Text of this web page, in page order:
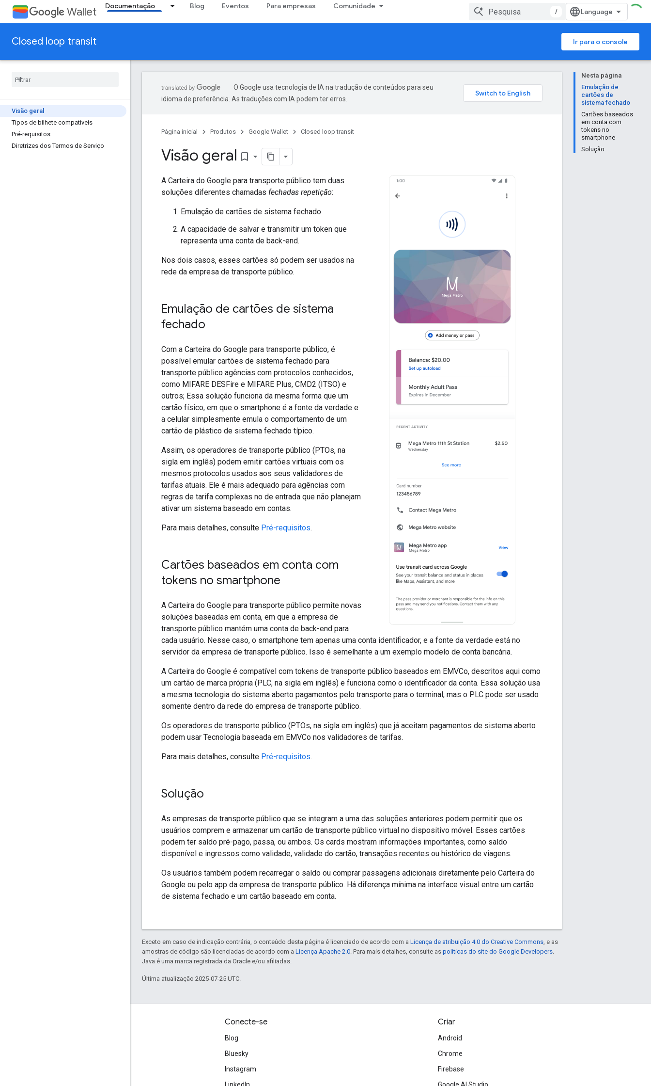
Wallet Documentação Blog Eventos Para empresas Comunidade
/
Closed loop transit Ir para o console
Visão geral
Tipos de bilhete compatíveis
Pré-requisitos
Diretrizes dos Termos de Serviço
Nesta página
Emulação de
cartões de
sistema fechado
Cartões baseados
em conta com
tokens no
smartphone
Solução
O Google usa tecnologia de IA na tradução de conteúdos para seu
idioma de preferência. As traduções com IA podem ter erros.
Página inicial Produtos Google Wallet Closed loop transit
Visão geral bookmark_border
A Carteira do Google para transporte público tem duas
soluções diferentes chamadas fechadas repetição:
Emulação de cartões de sistema fechado
A capacidade de salvar e transmitir um token que
representa uma conta de back-end.
Nos dois casos, esses cartões só podem ser usados na
rede da empresa de transporte público.
Emulação de cartões de sistema
fechado
Com a Carteira do Google para transporte público, é
possível emular cartões de sistema fechado para
transporte público agências com protocolos conhecidos,
como MIFARE DESFire e MIFARE Plus, CMD2 (ITSO) e
outros; Essa solução funciona da mesma forma que um
cartão físico, em que o smartphone é a fonte da verdade e
a celular simplesmente emula o comportamento de um
cartão de plástico de sistema fechado típico.
Assim, os operadores de transporte público (PTOs, na
sigla em inglês) podem emitir cartões virtuais com os
mesmos protocolos usados aos seus validadores de
tarifas atuais. Ele é mais adequado para agências com
regras de tarifa complexas no de entrada que não planejam
ativar um sistema baseado em contas.
Para mais detalhes, consulte Pré-requisitos.
Cartões baseados em conta com
tokens no smartphone
A Carteira do Google para transporte público permite novas
soluções baseadas em conta, em que a empresa de
transporte público mantém uma conta de back-end para
cada usuário. Nesse caso, o smartphone tem apenas uma conta identificador, e a fonte da verdade está no
servidor da empresa de transporte público. Isso é semelhante a um exemplo modelo de conta bancária.
A Carteira do Google é compatível com tokens de transporte público baseados em EMVCo, descritos aqui como
um cartão de marca própria (PLC, na sigla em inglês) e funciona como o identificador da conta. Essa solução usa
a mesma tecnologia do sistema aberto pagamentos pelo transporte para o terminal, mas o PLC pode ser usado
somente dentro da rede do empresa de transporte público.
Os operadores de transporte público (PTOs, na sigla em inglês) que já aceitam pagamentos de sistema aberto
podem usar Tecnologia baseada em EMVCo nos validadores de tarifas.
Para mais detalhes, consulte Pré-requisitos.
Solução
As empresas de transporte público que se integram a uma das soluções anteriores podem permitir que os
usuários comprem e armazenar um cartão de transporte público virtual no dispositivo móvel. Esses cartões
podem ter saldo pré-pago, passa, ou ambos. Os cards mostram informações importantes, como saldo
disponível e ingressos como validade, validade do cartão, transações recentes ou histórico de viagens.
Os usuários também podem recarregar o saldo ou comprar passagens adicionais diretamente pelo Carteira do
Google ou pelo app da empresa de transporte público. Há diferença mínima na interface visual entre um cartão
de sistema fechado e um cartão baseado em conta.
Exceto em caso de indicação contrária, o conteúdo desta página é licenciado de acordo com a Licença de atribuição 4.0 do Creative Commons , e as
amostras de código são licenciadas de acordo com a Licença Apache 2.0 . Para mais detalhes, consulte as políticas do site do Google Developers
Java é uma marca registrada da Oracle e/ou afiliadas.
Última atualização 2025-07-25 UTC.
Conecte-se
Blog
Bluesky
Instagram
Criar
Android
Chrome
Firebase